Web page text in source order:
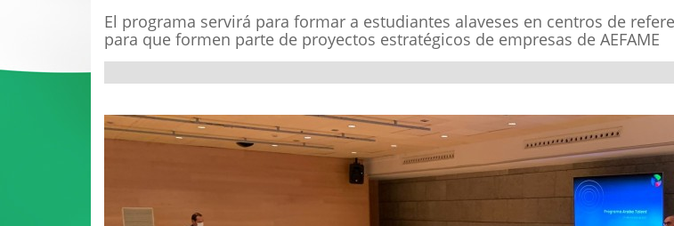
El programa servirá para formar a estudiantes alaveses en centros de
para que formen parte de proyectos estratégicos de empresas de AEFAME